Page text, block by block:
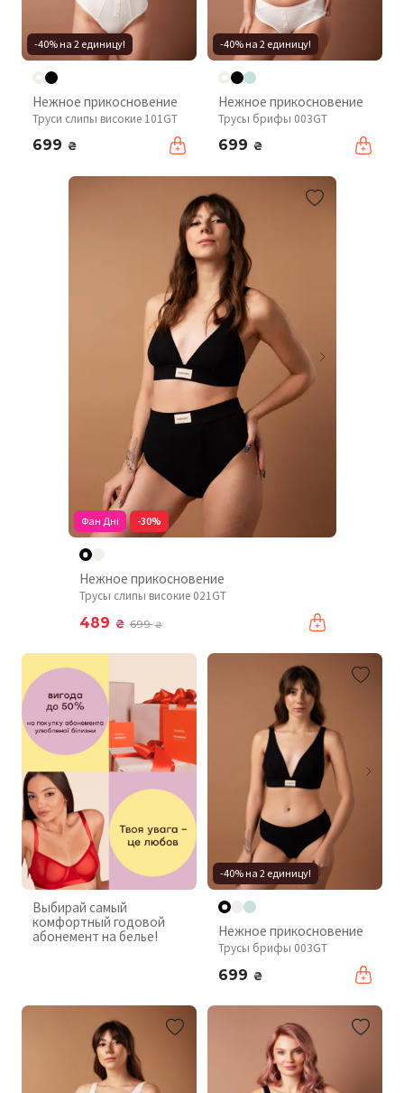
-40% на 2 единицу!
Нежное прикосновение
Труси слипы високие 101GT
699 ₴
-40% на 2 единицу!
Нежное прикосновение
Трусы брифы 003GT
699 ₴
Фан Дні -30%
Нежное прикосновение
Трусы слипы високие 021GT
489 ₴ 699₴
Выбирай самый
комфортный годовой
абонемент на белье!
-40% на 2 единицу!
Нежное прикосновение
Трусы брифы 003GT
699 ₴